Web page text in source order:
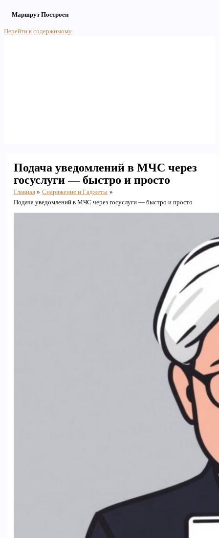
Маршрут Построен
Перейти к содержимому
Подача уведомлений в МЧС через
госуслуги — быстро и просто
Главная
Снаряжение и Гаджеты
Подача уведомлений в МЧС через госуслуги — быстро и просто